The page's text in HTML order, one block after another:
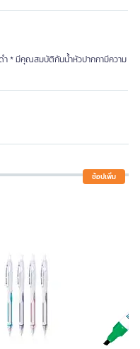
ำ * มีคุณสมบัติกันน้ำหัวปากกามีความ
ช้อปเพิ่ม